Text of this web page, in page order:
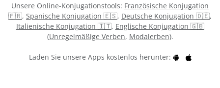
Unsere Online-Konjugationstools: Französische Konjugation
🇫🇷, Spanische Konjugation 🇪🇸, Deutsche Konjugation 🇩🇪,
Italienische Konjugation 🇮🇹, Englische Konjugation 🇬🇧
(Unregelmäßige Verben, Modalerben).
Laden Sie unsere Apps kostenlos herunter: